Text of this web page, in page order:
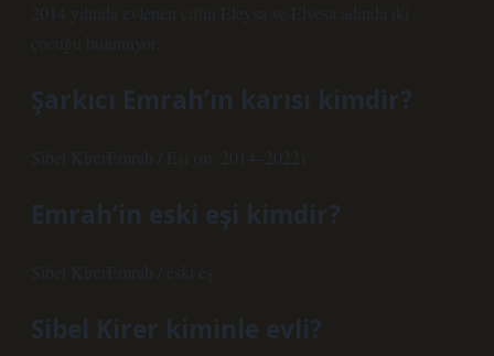
2014 yılında evlenen çiftin Eleysa ve Elyesa adında iki
çocuğu bulunuyor.
Şarkıcı Emrah’ın karısı kimdir?
Sibel KirerEmrah / Eşi (m. 2014–2022)
Emrah’in eski eşi kimdir?
Sibel KirerEmrah / eski eş
Sibel Kirer kiminle evli?